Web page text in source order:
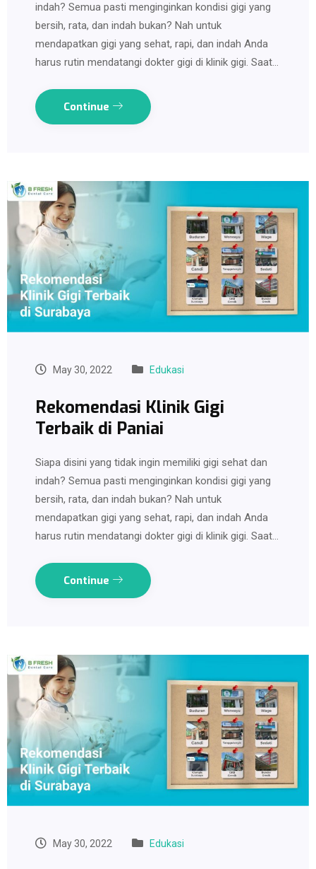
indah? Semua pasti menginginkan kondisi gigi yang
bersih, rata, dan indah bukan? Nah untuk
mendapatkan gigi yang sehat, rapi, dan indah Anda
harus rutin mendatangi dokter gigi di klinik gigi. Saat…
Continue
May 30, 2022 Edukasi
Rekomendasi Klinik Gigi
Terbaik di Paniai
Siapa disini yang tidak ingin memiliki gigi sehat dan
indah? Semua pasti menginginkan kondisi gigi yang
bersih, rata, dan indah bukan? Nah untuk
mendapatkan gigi yang sehat, rapi, dan indah Anda
harus rutin mendatangi dokter gigi di klinik gigi. Saat…
Continue
May 30, 2022 Edukasi